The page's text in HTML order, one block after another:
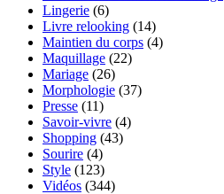
Lingerie (6)
Livre relooking (14)
Maintien du corps (4)
Maquillage (22)
Mariage (26)
Morphologie (37)
Presse (11)
Savoir-vivre (4)
Shopping (43)
Sourire (4)
Style (123)
Vidéos (344)